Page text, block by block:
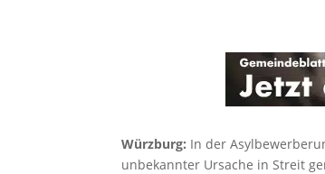
Würzburg: In der
unbekannter Ursache in Streit